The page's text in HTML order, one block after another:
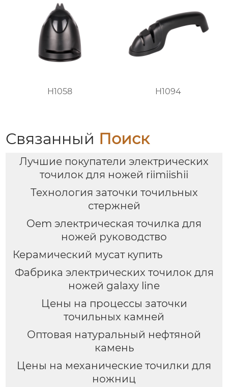
H1058 H1094
Связанный Поиск
Лучшие покупатели электрических
точилок для ножей riimiishii
Технология заточки точильных
стержней
Oem электрическая точилка для
ножей руководство
Керамический мусат купить
Фабрика электрических точилок для
ножей galaxy line
Цены на процессы заточки
точильных камней
Оптовая натуральный нефтяной
камень
Цены на механические точилки для
ножниц